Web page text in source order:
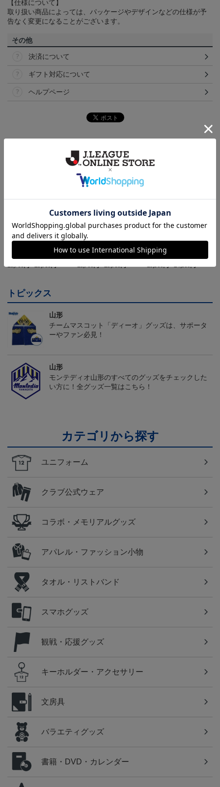
【仕様について】
取り扱い商品によっては、パッケージやデザインなどの仕様が予
告なく変更になることがございます。
その他
決済について
ギフト対応について
ヘルプページ
18,700円～23,760円
d）
18,700円～23,760円
26/27オーセンティックユ
19,800円～24,860円
トピックス
山形
チームマスコット「ディーオ」グッズは、サポータ
ーやファン必見！
山形
モンテディオ山形のすべてのグッズをチェックした
い方に！全グッズ一覧はこちら！
カテゴリから探す
ユニフォーム
クラブ公式ウェア
コラボ・メモリアルグッズ
アパレル・ファッション小物
タオル・リストバンド
スマホグッズ
観戦・応援グッズ
キーホルダー・アクセサリー
文房具
バラエティグッズ
書籍・DVD・カレンダー